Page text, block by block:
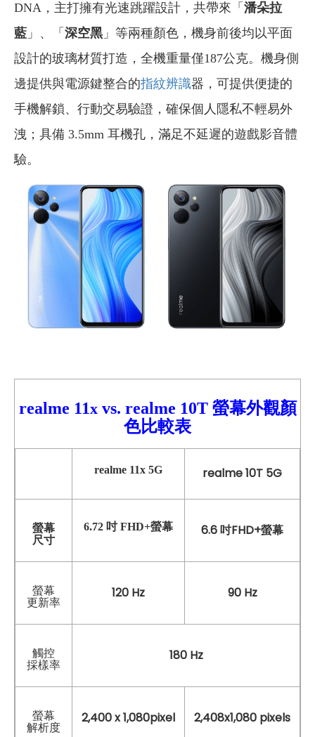
DNA，主打擁有光速跳躍設計，共帶來「 潘朵拉
藍 」、「 深空黑 」等兩種顏色，機身前後均以平面
設計的玻璃材質打造，全機重量僅187公克。機身側
邊提供與電源鍵整合的指紋辨識器，可提供便捷的
手機解鎖、行動交易驗證，確保個人隱私不輕易外
洩；具備 3.5mm 耳機孔，滿足不延遲的遊戲影音體
驗。
realme 11xvs. realme 10T 螢幕外觀顏
色比較表
realme 11x 5G realme 10T 5G
螢幕
尺寸
6.72 吋 FHD+螢幕 6.6 吋FHD+螢幕
螢幕
更新率
120 Hz 90 Hz
觸控
採樣率
180 Hz
螢幕
解析度
2,400 x 1,080pixel 2,408x1,080 pixels